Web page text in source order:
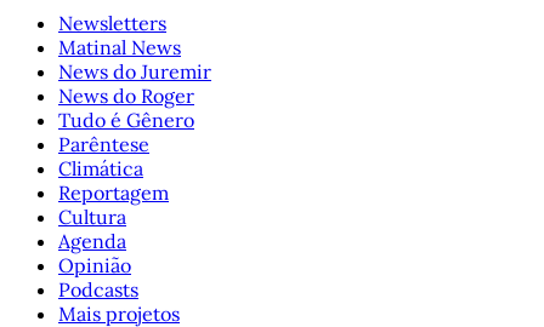
Newsletters
Matinal News
News do Juremir
News do Roger
Tudo é Gênero
Parêntese
Climática
Reportagem
Cultura
Agenda
Opinião
Podcasts
Mais projetos